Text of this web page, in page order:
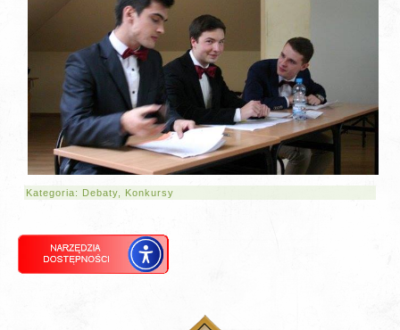
Kategoria: Debaty Konkursy